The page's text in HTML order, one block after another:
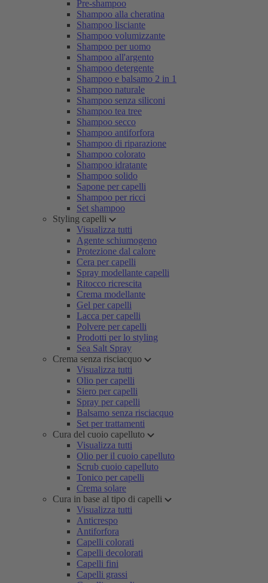
Pre-shampoo
Shampoo alla cheratina
Shampoo lisciante
Shampoo volumizzante
Shampoo per uomo
Shampoo all'argento
Shampoo detergente
Shampoo e balsamo 2 in 1
Shampoo naturale
Shampoo senza siliconi
Shampoo tea tree
Shampoo secco
Shampoo antiforfora
Shampoo di riparazione
Shampoo colorato
Shampoo idratante
Shampoo solido
Sapone per capelli
Shampoo per ricci
Set shampoo
Styling capelli
Visualizza tutti
Agente schiumogeno
Protezione dal calore
Cera per capelli
Spray modellante capelli
Ritocco ricrescita
Crema modellante
Gel per capelli
Lacca per capelli
Polvere per capelli
Prodotti per lo styling
Sea Salt Spray
Crema senza risciacquo
Visualizza tutti
Olio per capelli
Siero per capelli
Spray per capelli
Balsamo senza risciacquo
Set per trattamenti
Cura del cuoio capelluto
Visualizza tutti
Olio per il cuoio capelluto
Scrub cuoio capelluto
Tonico per capelli
Crema solare
Cura in base al tipo di capelli
Visualizza tutti
Anticrespo
Antiforfora
Capelli colorati
Capelli decolorati
Capelli fini
Capelli grassi